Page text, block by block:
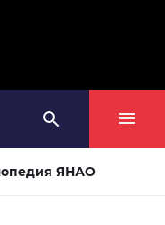
ЯНАО